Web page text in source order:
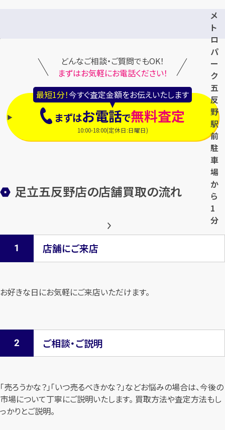
メ
ト
ロ
パ
ー
ク
五
反
野
駅
前
駐
車
場
か
ら
1
分
どんなご相談・ご質問でもOK！
まずはお気軽にお電話ください！
最短1分！今すぐ査定金額をお伝えいたします
まずはお電話で無料査定
10:00-18:00(定休日:日曜日)
足立五反野店の店舗買取の流れ
店舗にご来店
お好きな日にお気軽にご来店いただけます。
ご相談・ご説明
「売ろうかな？」「いつ売るべきかな？」などお悩みの場合は、今後の
市場について丁寧にご説明いたします。 買取方法や査定方法もし
っかりとご説明。